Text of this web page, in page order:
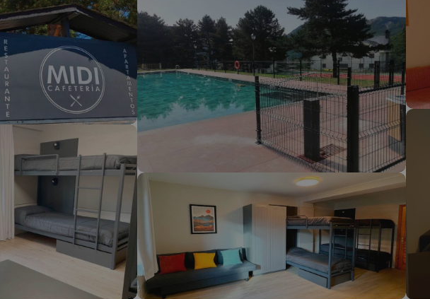
trouvé de résultats correspondant à votre recherche. Essayez de modifier la destination.
se soit égaré. Dès qu'il aura retrouvé sa boussole, il reviendra.